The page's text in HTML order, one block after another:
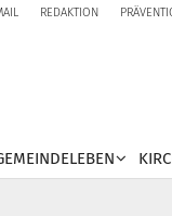
REDAKTION